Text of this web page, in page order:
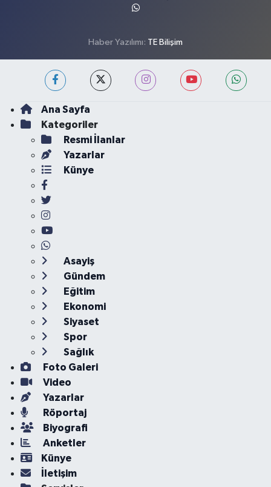
Haber Yazılımı: TE Bilişim
Ana Sayfa
Kategoriler
Resmi İlanlar
Yazarlar
Künye
Asayiş
Gündem
Eğitim
Ekonomi
Siyaset
Spor
Sağlık
Foto Galeri
Video
Yazarlar
Röportaj
Biyografi
Anketler
Künye
İletişim